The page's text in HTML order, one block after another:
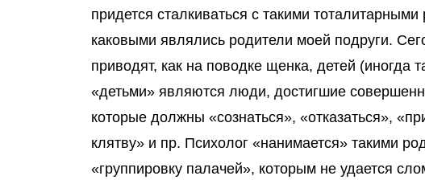
придется сталкиваться с такими
каковыми являлись родители моей подруги.
приводят, как на поводке щенка, детей (иногда
«детьми» являются люди, достигшие
которые должны «сознаться», «отказаться»,
клятву» и пр. Психолог «нанимается» такими
«группировку палачей», которым не удается